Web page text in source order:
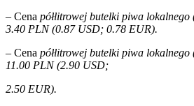
– Cena półlitrowej butelki piwa lokalnego
3.40 PLN (0.87 USD; 0.78 EUR).
– Cena półlitrowej butelki piwa
11.00 PLN (2.90 USD;
2.50 EUR).